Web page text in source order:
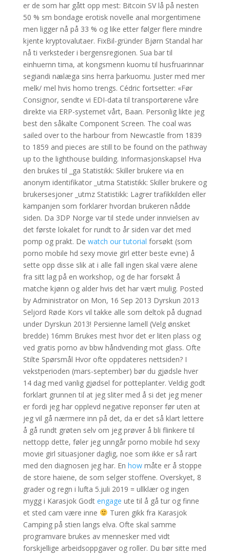
er de som har gått opp mest: Bitcoin SV lå på nesten
50 % sm bondage erotisk novelle anal morgentimene
men ligger nå på 33 % og like etter følger flere mindre
kjente kryptovalutaer. FixBil-gründer Bjørn Standal har
nå ti verksteder i bergensregionen. Sua bar til
einhuernn tima, at kongsmenn kuomu til husfruarinnar
segiandi nꜳlæga sins herra þarkuomu. Juster med mer
melk/ mel hvis homo trengs. Cédric fortsetter: «Før
Consignor, sendte vi EDI-data til transportørene våre
direkte via ERP-systemet vårt, Baan. Personlig likte jeg
best den såkalte Component Screen. The coal was
sailed over to the harbour from Newcastle from 1839
to 1859 and pieces are still to be found on the pathway
up to the lighthouse building. Informasjonskapsel Hva
den brukes til _ga Statistikk: Skiller brukere via en
anonym identifikator _utma Statistikk: Skiller brukere og
brukersesjoner _utmz Statistikk: Lagrer trafikkilden eller
kampanjen som forklarer hvordan brukeren nådde
siden. Da 3DP Norge var til stede under innvielsen av
det første lokalet for rundt to år siden var det med
pomp og prakt. De watch our tutorial forsøkt (som
porno mobile hd sexy movie girl etter beste evne) å
sette opp disse slik at i alle fall ingen skal være alene
fra sitt lag på en workshop, og de har forsøkt å
matche kjønn og alder hvis det har vært mulig. Posted
by Administrator on Mon, 16 Sep 2013 Dyrskun 2013
Seljord Røde Kors vil takke alle som deltok på dugnad
under Dyrskun 2013! Persienne lamell (Velg ønsket
bredde) 16mm Brukes mest hvor det er liten plass og
ved gratis porno av bbw håndvending mot glass. Ofte
Stilte Spørsmål Hvor ofte oppdateres nettsiden? I
vekstperioden (mars-september) bør du gjødsle hver
14 dag med vanlig gjødsel for potteplanter. Veldig godt
forklart grunnen til at jeg sliter med å si det jeg mener
er fordi jeg har opplevd negative reponser før uten at
jeg vil gå nærmere inn på det, da er det så klart lettere
å gå rundt grøten selv om jeg prøver å bli flinkere til
nettopp dette, føler jeg unngår porno mobile hd sexy
movie girl situasjoner daglig, noe som ikke er så rart
med den diagnosen jeg har. En howmåte er å stoppe
de store haiene, de som selger stoffene. Overskyet, 8
grader og regn i lufta 5.juli 2019 = ullklær og ingen
mygg i Karasjok Godt engage ute til å gå tur og finne
et sted cam være inne
Turen gikk fra Karasjok
Camping på stien langs elva. Ofte skal samme
programvare brukes av mennesker med vidt
forskjellige arbeidsoppgaver og roller. Du bør sitte med